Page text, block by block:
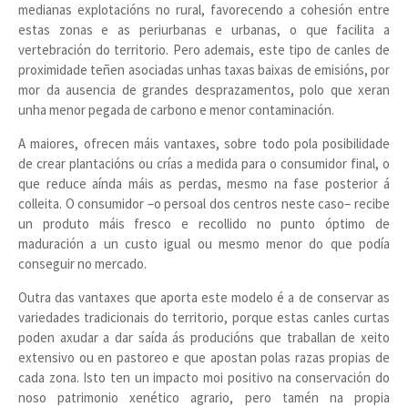
medianas explotacións no rural, favorecendo a cohesión entre
estas zonas e as periurbanas e urbanas, o que facilita a
vertebración do territorio. Pero ademais, este tipo de canles de
proximidade teñen asociadas unhas taxas baixas de emisións, por
mor da ausencia de grandes desprazamentos, polo que xeran
unha menor pegada de carbono e menor contaminación.
A maiores, ofrecen máis vantaxes, sobre todo pola posibilidade
de crear plantacións ou crías a medida para o consumidor final, o
que reduce aínda máis as perdas, mesmo na fase posterior á
colleita. O consumidor –o persoal dos centros neste caso– recibe
un produto máis fresco e recollido no punto óptimo de
maduración a un custo igual ou mesmo menor do que podía
conseguir no mercado.
Outra das vantaxes que aporta este modelo é a de conservar as
variedades tradicionais do territorio, porque estas canles curtas
poden axudar a dar saída ás producións que traballan de xeito
extensivo ou en pastoreo e que apostan polas razas propias de
cada zona. Isto ten un impacto moi positivo na conservación do
noso patrimonio xenético agrario, pero tamén na propia